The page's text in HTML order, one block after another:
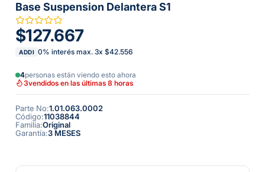
Base Suspension Delantera S1
$127.667
ADDI 0% interés max. 3x $42.556
4personas están viendo esto ahora
3vendidos en las últimas 8 horas
Parte No:1.01.063.0002
Código:11038844
Familia:Original
Garantía:3 MESES